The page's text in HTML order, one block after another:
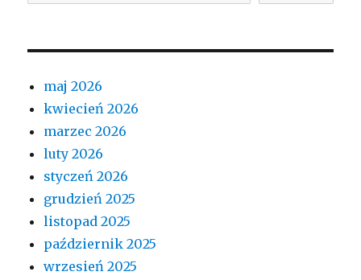
maj 2026
kwiecień 2026
marzec 2026
luty 2026
styczeń 2026
grudzień 2025
listopad 2025
październik 2025
wrzesień 2025